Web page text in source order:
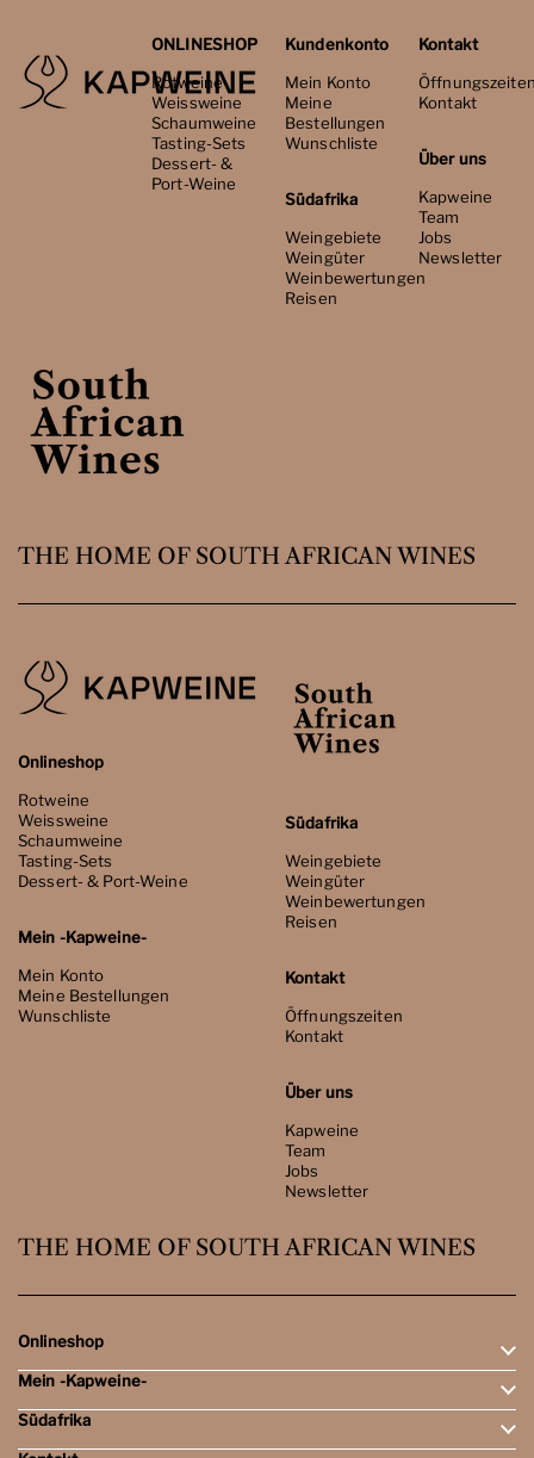
ONLINESHOP
Rotweine
Weissweine
Schaumweine
Tasting-Sets
Dessert- &
Port-Weine
Kundenkonto
Mein Konto
Meine
Bestellungen
Wunschliste
Südafrika
Weingebiete
Weingüter
Weinbewertungen
Reisen
Kontakt
Kontakt
Über uns
Kapweine
Team
Jobs
Newsletter
THE HOME OF SOUTH AFRICAN WINES
Onlineshop
Rotweine
Weissweine
Schaumweine
Tasting-Sets
Dessert- & Port-Weine
Mein -Kapweine-
Mein Konto
Meine Bestellungen
Wunschliste
Südafrika
Weingebiete
Weingüter
Weinbewertungen
Reisen
Kontakt
Öffnungszeiten
Kontakt
Über uns
Kapweine
Team
Jobs
Newsletter
THE HOME OF SOUTH AFRICAN WINES
Onlineshop
Rotweine
Weissweine
Schaumweine
Tasting-Sets
Mein -Kapweine-
Mein Konto
Meine Bestellungen
Südafrika